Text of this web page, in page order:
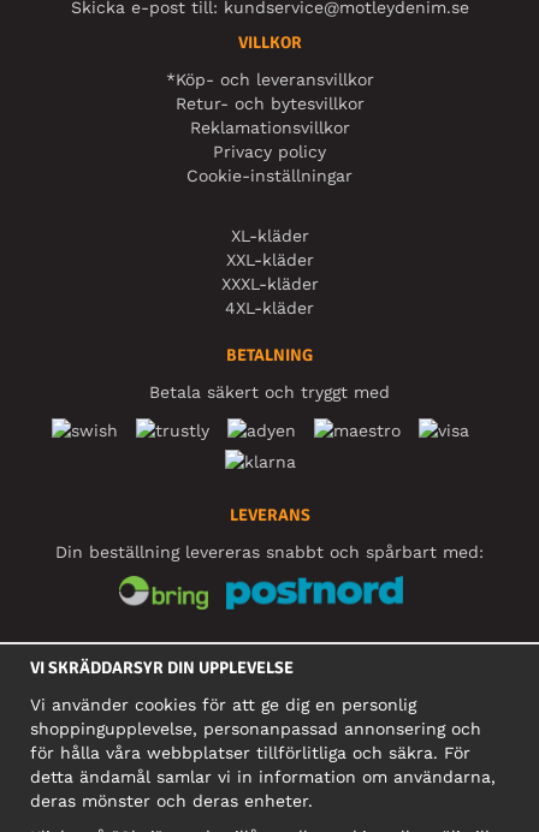
Skicka e-post till: kundservice@motleydenim.se
VILLKOR
*Köp- och leveransvillkor
Retur- och bytesvillkor
Reklamationsvillkor
Privacy policy
Cookie-inställningar
XL-kläder
XXL-kläder
XXXL-kläder
4XL-kläder
BETALNING
Betala säkert och tryggt med
LEVERANS
Din beställning levereras snabbt och spårbart med:
SOCIALA MEDIER
FÖRETAG
Motley Denim Europe OÜ
Narva mnt 5, EE-10117 Tallinn
VI SKRÄDDARSYR DIN UPPLEVELSE
Vi använder cookies för att ge dig en personlig
shoppingupplevelse, personanpassad annonsering och
för hålla våra webbplatser tillförlitliga och säkra. För
detta ändamål samlar vi in information om användarna,
deras mönster och deras enheter.